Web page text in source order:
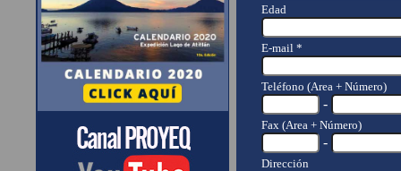
Edad
E-mail *
Teléfono (Area + Número)
-
Fax (Area + Número)
-
Dirección